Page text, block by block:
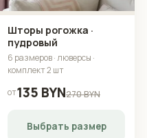
Шторы рогожка ·
пудровый
6 размеров · люверсы ·
комплект 2 шт
от135 BYN270 BYN
Выбрать размер